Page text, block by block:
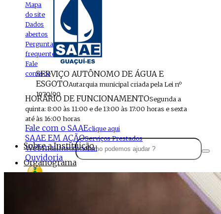
Mapa
do site
Dados
abertos
Perguntas
frequentes
Fale
conosco
SERVIÇO AUTÔNOMO DE ÁGUA E
ESGOTOAutarquia municipal criada pela Lei nº
1970/90
HORÁRIO DE FUNCIONAMENTOSegunda a
quinta: 8:00 às 11:00 e de 13:00 às 17:00 horas e sexta
até às 16:00 horas
Fale com o SAAEclique aqui
SAAE EM AÇÃOServiços Prestados
WebmailInstitucional
Ouvidoria
Sobre a Instituição
Organograma